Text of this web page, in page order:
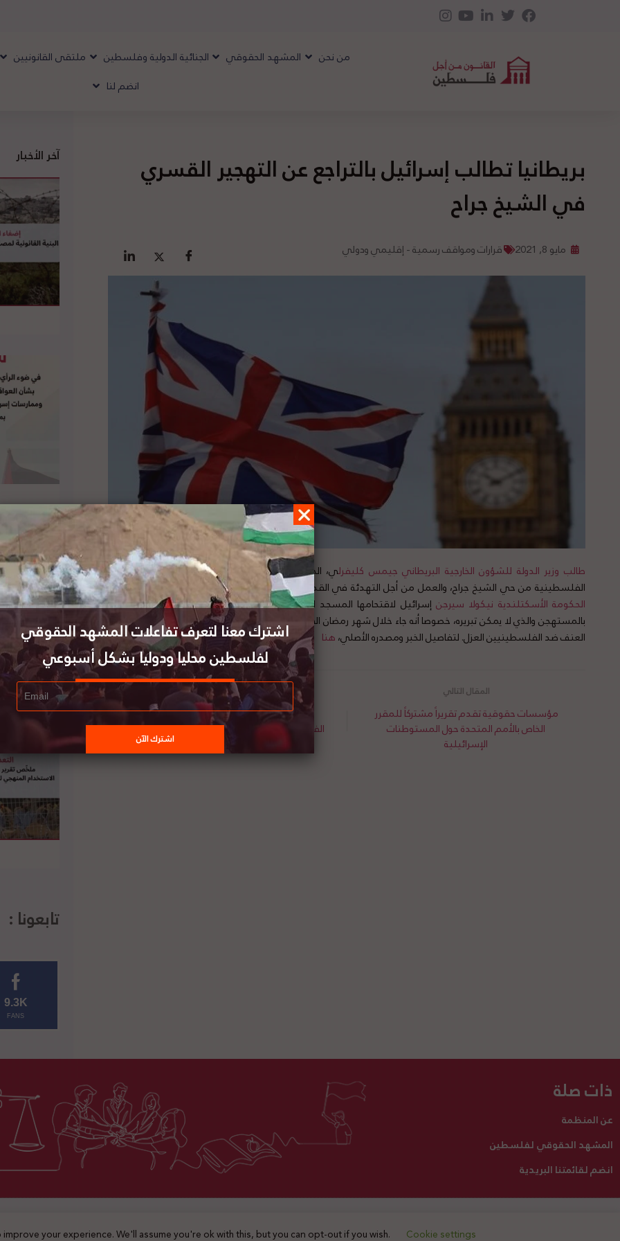
من نحن المشهد الحقوقي الجنائية الدولية وفلسطين ملتقى القانونيين
انضم لنا
بريطانيا تطالب إسرائيل بالتراجع عن التهجير القسري
في الشيخ جراح
مايو 8, 2021 قرارات ومواقف رسمية - إقليمي ودولي
طالب وزير الدولة للشؤون الخارجية البريطاني جيمس كليفرلي، الحكومة الإسرائيلية بوقف الإخلاء القسري للعائلات
الفلسطينية من حي الشيخ جراح، والعمل من أجل التهدئة في القدس الشرقية. من جانبها،
انتقدت الوزيرة الأولى في
الحكومة الأسكتلندية نيكولا سيرجنإسرائيل لاقتحامها المسجد الأقصى. ووصفت سيرجن في تغريدة لها الاقتحام
بالمستهجن والذي لا يمكن تبريره، خصوصا أنه جاء خلال شهر رمضان الفضيل. وطالبت إسرائيل بالتوقف الفوري عن ممارسة
العنف ضد الفلسطينيين العزل. لتفاصيل الخبر ومصدره الأصلي،هنا
الاتحاد الأوروبي يصف عمليات تهجير
الفلسطينيين في القدس بغير القانونية، وبكونها
مؤسسات حقوقية تقدم تقريراً مشتركاً للمقرر
الخاص بالأمم المتحدة حول المستوطنات
الإسرائيلية
آخر الأخبار
تابعونا :
9.3K
FANS
ذات صلة
عن المنظمة
المشهد الحقوقي لفلسطين
انضم لقائمتنا البريدية
اتصل بنا تبرع لنا 2025 © جميع الحقوق محفوظة
your experience. We'll assume you're ok with this, but you can opt-out if you wish. Cookie settings
اشترك معنا لتعرف تفاعلات المشهد الحقوقي
لفلسطين محليا ودوليا بشكل أسبوعي